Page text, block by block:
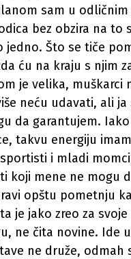
sam u
bez obzira na to
jedno. Što se tiče
ću na kraju s njim
je velika,
neću udavati, ali
da garantujem.
takvu energiju
i mladi
koji mene ne mogu
opštu pometnju
je jako zreo za
ne čita novine. Ide
ne druže,